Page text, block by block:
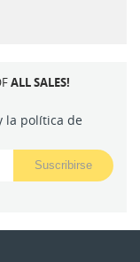
ALL SALES!
la política de